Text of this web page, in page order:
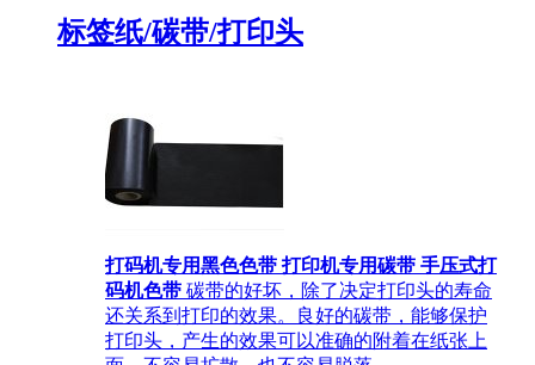
标签纸/碳带/打印头
打码机专用黑色色带 打印机专用碳带 手压式打
码机色带 碳带的好坏，除了决定打印头的寿命
还关系到打印的效果。良好的碳带，能够保护
打印头，产生的效果可以准确的附着在纸张上